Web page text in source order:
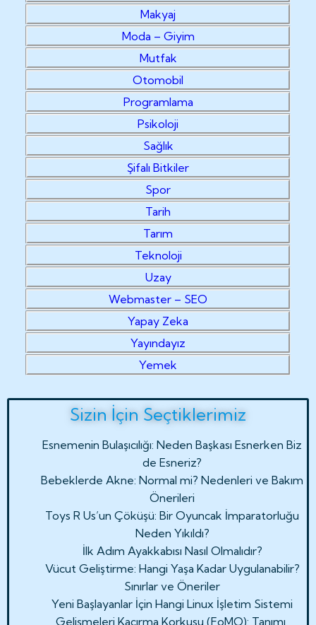
Makyaj
Moda – Giyim
Mutfak
Otomobil
Programlama
Psikoloji
Sağlık
Şifalı Bitkiler
Spor
Tarih
Tarım
Teknoloji
Uzay
Webmaster – SEO
Yapay Zeka
Yayındayız
Yemek
Sizin İçin Seçtiklerimiz
Esnemenin Bulaşıcılığı: Neden Başkası Esnerken Biz
de Esneriz?
Bebeklerde Akne: Normal mi? Nedenleri ve Bakım
Önerileri
Toys R Us’un Çöküşü: Bir Oyuncak İmparatorluğu
Neden Yıkıldı?
İlk Adım Ayakkabısı Nasıl Olmalıdır?
Vücut Geliştirme: Hangi Yaşa Kadar Uygulanabilir?
Sınırlar ve Öneriler
Yeni Başlayanlar İçin Hangi Linux İşletim Sistemi
Gelişmeleri Kaçırma Korkusu (FoMO): Tanımı,